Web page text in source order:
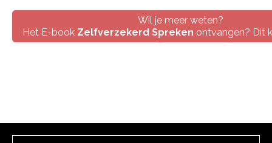
Wil je meer weten?
Het E-book Zelfverzekerd Spreken ontvangen? Dit